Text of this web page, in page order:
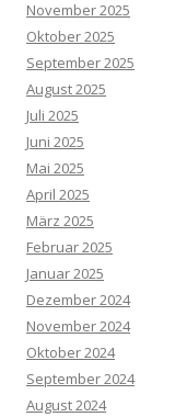
November 2025
Oktober 2025
September 2025
August 2025
Juli 2025
Juni 2025
Mai 2025
April 2025
März 2025
Februar 2025
Januar 2025
Dezember 2024
November 2024
Oktober 2024
September 2024
August 2024